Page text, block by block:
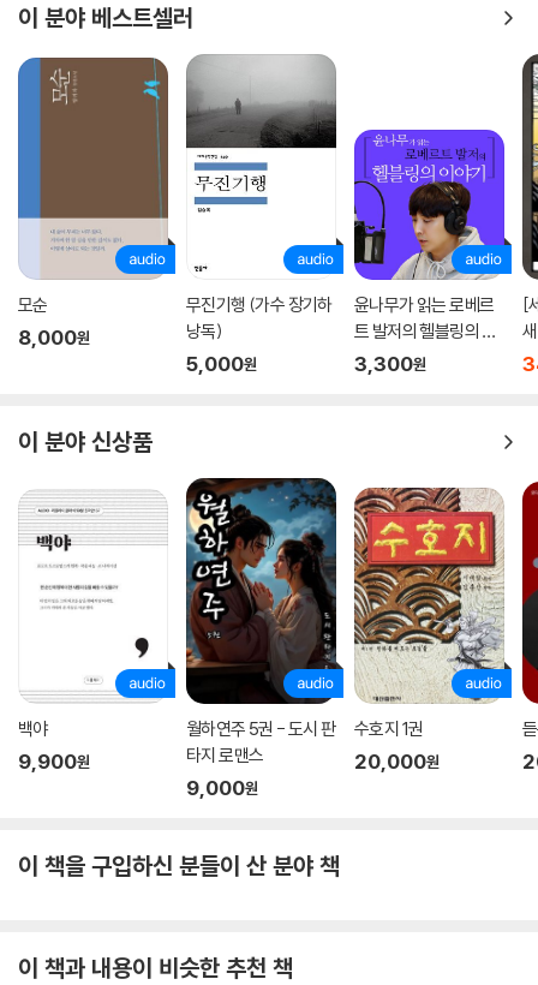
있는 걸까?’ ‘이 직업에 미래가 있는 걸까?’ 고민하는 것도 그런 이유일 테
다. 더 나은 미래를 위한 고민 말이다.
입시를 위해 12년을 공부하지만, 대학에 들어간 순간 우리는 깨닫게 된다.
여기가 골인 지점이 아니라는 것을. 취업이라는 문턱을 넘어야 하고, 취업
을 하면 승진이라는 목표를 두고 경쟁을 한다. 삶이라는 큰 전쟁터에서 우
리는 늘 경쟁하며 살고 있다는 것이다. 하지만 ‘이 경쟁이 공정한가?’에 대
한 질문 앞에 서면 작아질 수밖에 없다. 공정한 경쟁은 모두 같은 조건이 바
탕이 되어야 하는데, 우리의 삶 자체는 그렇지 못하기 때문이다.
아들을 의대에 보내고 싶은 엄마가 홍지원 입학사정관에게 끊임없는 질문
들을 퍼부으면서 ‘공정성’에 대해 의문을 갖는다. 그때 홍지원은 이런 생각
을 한다. ‘어머님, 부모에게 물려받은 DNA부터 공정하지 않은데, 어떤 게
는 없지만, 단 한 가지 분명한 것은 있다. 당신의 삶에 지뢰가 떨어지고 포
있을 거란 사실이다. 인생은 우리의 선택으로 이루어지는 것이니까.
“우리 너무 먼 미래는 걱정하지 말아요”
지치고 버겁기만 한 현실,
여전히 고군분투 중인 당신에게 건네는 위로
입학처는 계절의 변화를 느낄 새도 없이 바쁘게 돌아가는 곳이지만, 그 공
간 안에서 느끼는 감정은 변화무쌍하다. 함께 일하면서 웃음이 나오는 순
간도 있지만 깊은 근심 걱정에 사로잡히는 순간도 있다. 독자들이 이 소설
을 읽으면서 그들의 모습에 공감하게 되는 것은 우리 역시 그들과 비슷한
삶을 살고 있기 때문이다. 때로는 “괜찮아”라는 걱정 어린 말보다 나와 같
워하지 않았으면 좋겠다. 지금도 충분히 잘하고 있으니까. 이 소설은 츤데
이 분야 베스트셀러
모순
8,000원
무진기행 (가수 장기하
낭독)
5,000원
윤나무가 읽는 로베르
트 발저의 헬블링의 이
야기
3,300원
[
이 분야 신상품
백야
9,900원
월하연주 5권 - 도시 판
타지 로맨스
9,000원
수호지 1권
20,000원
이 책을 구입하신 분들이 산 분야 책
이 책과 내용이 비슷한 추천 책